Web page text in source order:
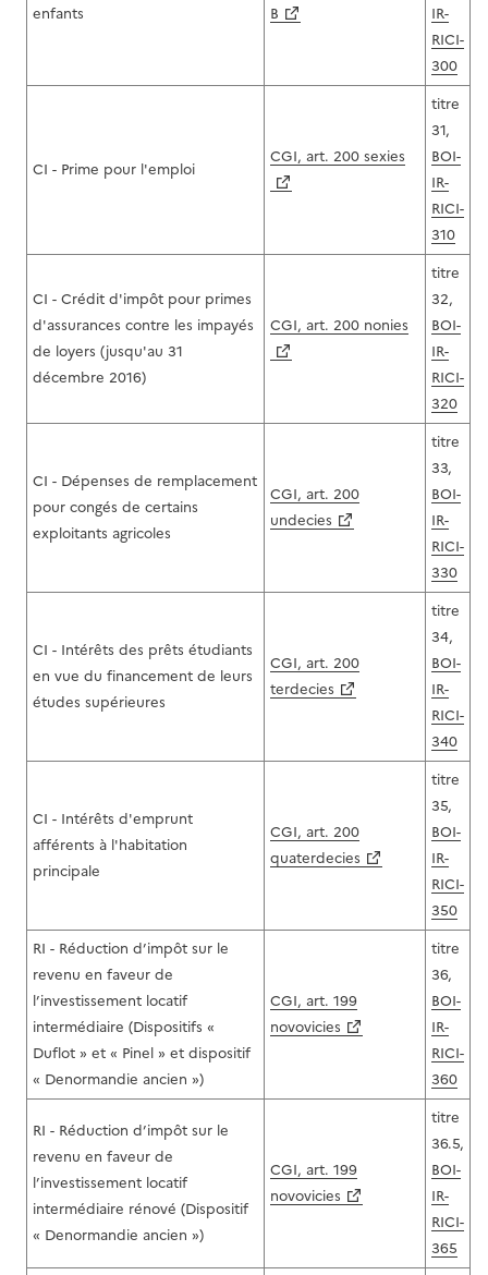
enfants
B
IR-
RICI-
300
CI - Prime pour l'emploi
CGI, art. 200 sexies
titre
31,
BOI-
IR-
RICI-
310
CI - Crédit d'impôt pour primes
d'assurances contre les impayés
de loyers (jusqu'au 31
décembre 2016)
CGI, art. 200 nonies
titre
32,
BOI-
IR-
RICI-
320
CI - Dépenses de remplacement
pour congés de certains
exploitants agricoles
CGI, art. 200
undecies
titre
33,
BOI-
IR-
RICI-
330
CI - Intérêts des prêts étudiants
en vue du financement de leurs
études supérieures
CGI, art. 200
terdecies
titre
34,
BOI-
IR-
RICI-
340
CI - Intérêts d'emprunt
afférents à l'habitation
principale
CGI, art. 200
quaterdecies
titre
35,
BOI-
IR-
RICI-
350
RI - Réduction d’impôt sur le
revenu en faveur de
l’investissement locatif
intermédiaire (Dispositifs «
Duflot » et « Pinel » et dispositif
« Denormandie ancien »)
CGI, art. 199
novovicies
titre
36,
BOI-
IR-
RICI-
360
RI - Réduction d’impôt sur le
revenu en faveur de
l’investissement locatif
intermédiaire rénové (Dispositif
« Denormandie ancien »)
CGI, art. 199
novovicies
titre
36.5,
BOI-
IR-
RICI-
365